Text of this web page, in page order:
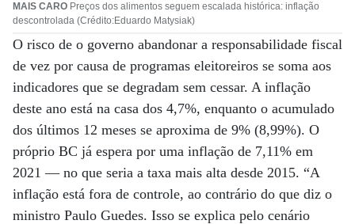
MAIS CARO Preços dos alimentos seguem escalada histórica: inflação
descontrolada (Crédito:Eduardo Matysiak)
O risco de o governo abandonar a responsabilidade fiscal
de vez por causa de programas eleitoreiros se soma aos
indicadores que se degradam sem cessar. A inflação
deste ano está na casa dos 4,7%, enquanto o acumulado
dos últimos 12 meses se aproxima de 9% (8,99%). O
próprio BC já espera por uma inflação de 7,11% em
2021 — no que seria a taxa mais alta desde 2015. “A
inflação está fora de controle, ao contrário do que diz o
ministro Paulo Guedes. Isso se explica pelo cenário